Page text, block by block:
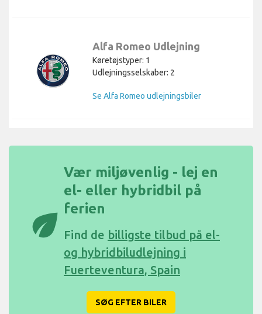
Alfa Romeo Udlejning
Køretøjstyper: 1
Udlejningsselskaber: 2
Se Alfa Romeo udlejningsbiler
eco
Vær miljøvenlig - lej en
el- eller hybridbil på
ferien
Find de billigste tilbud på el-
og hybridbiludlejning i
Fuerteventura, Spain
SØG EFTER BILER